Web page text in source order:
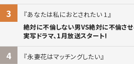
3
あなたは私におとされたい 1
絶対に不倫しない男VS絶対に不倫させ
実写ドラマ、1月放送スタート!
4
永妻花はマッチングしたい